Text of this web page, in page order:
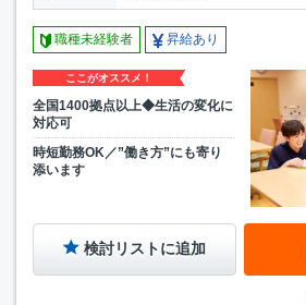
職種未経験者 昇給あり
ここがオススメ！
全国1400拠点以上◆生活の変化に
対応可
時短勤務OK／”働き方”にも寄り
添います
検討リストに追加